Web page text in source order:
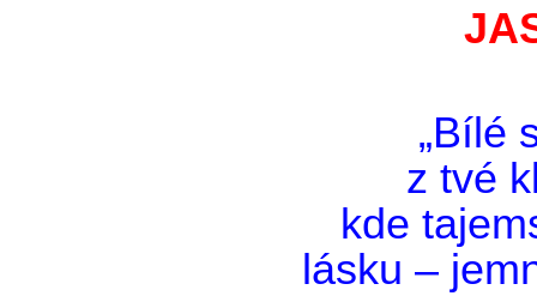
„Bílé
z tvé
kde
lásku –